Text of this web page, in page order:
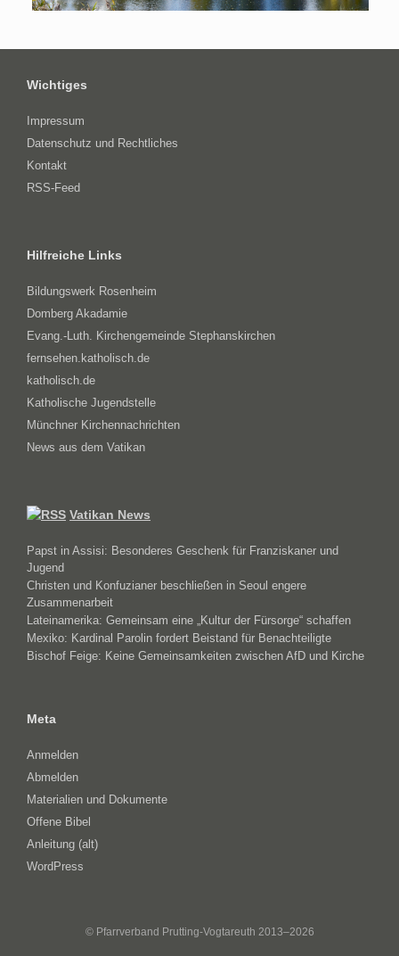
Wichtiges
Impressum
Datenschutz und Rechtliches
Kontakt
RSS-Feed
Hilfreiche Links
Bildungswerk Rosenheim
Domberg Akadamie
Evang.-Luth. Kirchengemeinde Stephanskirchen
fernsehen.katholisch.de
katholisch.de
Katholische Jugendstelle
Münchner Kirchennachrichten
News aus dem Vatikan
Vatikan News
Papst in Assisi: Besonderes Geschenk für Franziskaner und
Jugend
Christen und Konfuzianer beschließen in Seoul engere
Zusammenarbeit
Lateinamerika: Gemeinsam eine „Kultur der Fürsorge“ schaffen
Mexiko: Kardinal Parolin fordert Beistand für Benachteiligte
Bischof Feige: Keine Gemeinsamkeiten zwischen AfD und Kirche
Meta
Anmelden
Abmelden
Materialien und Dokumente
Offene Bibel
Anleitung (alt)
WordPress
© Pfarrverband Prutting-Vogtareuth 2013–2026